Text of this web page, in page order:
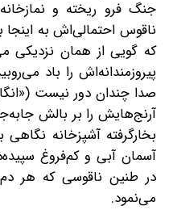
جنگ فرو ریخته و
ناقوس احتمالی‌اش به
که گویی از همان نزدیکی
پیروزمندانه‌اش را باد
صدا چندان دور نیست
آرنج‌هایش را بر بالش
بخارگرفته آشپزخانه
آسمان آبی و کم‌فروغ
در طنین ناقوسی که هر
می‌نمود.